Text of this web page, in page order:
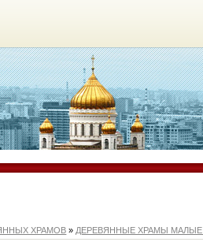
ХРАМОВ » ДЕРЕВЯННЫЕ ХРАМЫ МАЛЫЕ